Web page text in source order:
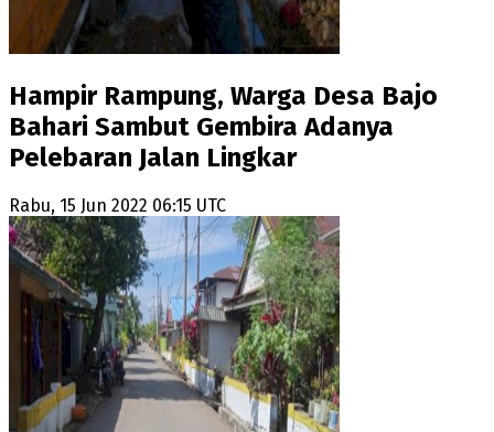
Hampir Rampung, Warga Desa Bajo
Bahari Sambut Gembira Adanya
Pelebaran Jalan Lingkar
Rabu, 15 Jun 2022 06:15 UTC